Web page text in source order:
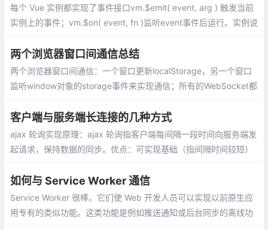
每个 Vue 实例都实现了事件接口vm.$emit( event, arg ) 触发当前
实例上的事件；vm.$on( event, fn )监听event事件后运行。实例说
ejs 用$emit与$on来进行跨页面之间的数据传输通信
两个浏览器窗口间通信总结
两个浏览器窗口间通信：一个窗口更新localStorage，另一个窗口
监听window对象的storage事件来实现通信；所有的WebSocket都
取消息的变化；借助iframe 或 window.open；HTML5 中的 Web
Worker 可以分为两种不同线程类型
客户端与服务端长连接的几种方式
ajax 轮询实现原理：ajax 轮询指客户端每间隔一段时间向服务端发
起请求，保持数据的同步。优点：可实现基础（指间隔时间较短）
如何与 Service Worker 通信
Service Worker 很棒。它们使 Web 开发人员可以实现以前原生应
用专有的类似功能。这类功能是例如推送通知或后台同步的离线功